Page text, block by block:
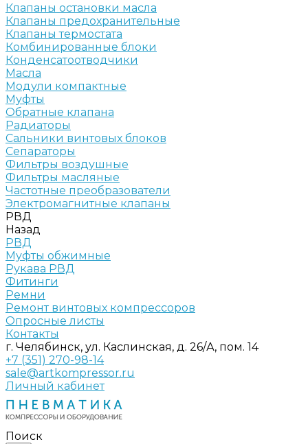
Клапаны остановки масла
Клапаны предохранительные
Клапаны термостата
Комбинированные блоки
Конденсатоотводчики
Масла
Модули компактные
Муфты
Обратные клапана
Радиаторы
Сальники винтовых блоков
Сепараторы
Фильтры воздушные
Фильтры масляные
Частотные преобразователи
Электромагнитные клапаны
РВД
Назад
РВД
Муфты обжимные
Рукава РВД
Фитинги
Ремни
Ремонт винтовых компрессоров
Опросные листы
Контакты
г. Челябинск, ул. Каслинская, д. 26/А, пом. 14
+7 (351) 270-98-14
sale@artkompressor.ru
Личный кабинет
Поиск